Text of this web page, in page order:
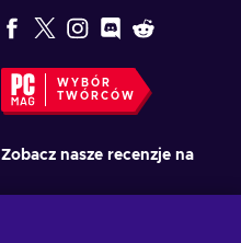
WYBÓR
TWÓRCÓW
Zobacz nasze recenzje na